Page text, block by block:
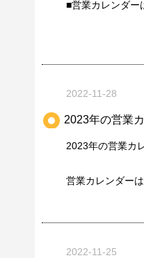
■営業カレンダー
2022-11-28
2023年の営業
2023年の営業カ
営業カレンダーは
2022-11-25